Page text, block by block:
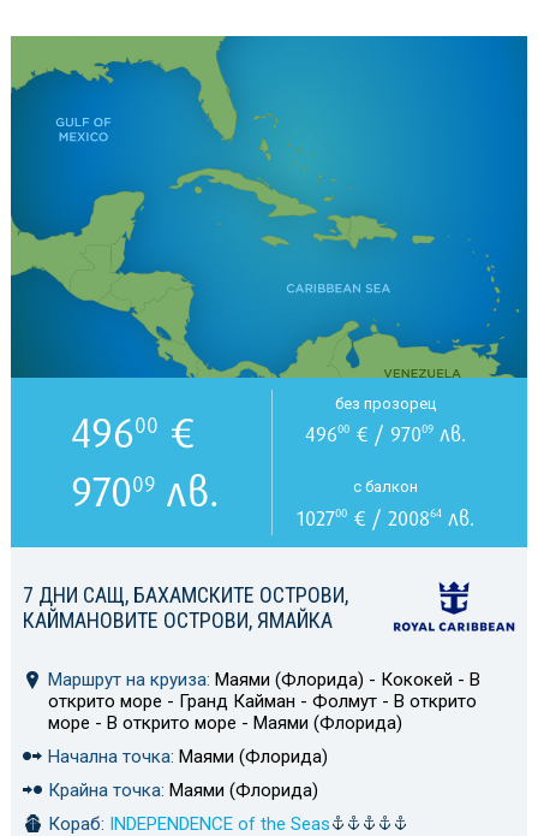
7 ДНИ САЩ, БАХАМСКИТЕ ОСТРОВИ,
КАЙМАНОВИТЕ ОСТРОВИ, ЯМАЙКА
Маршрут на круиза: Маями (Флорида) - Кококей - В
открито море - Гранд Кайман - Фолмут - В открито
море - В открито море - Маями (Флорида)
Начална точка: Маями (Флорида)
Крайна точка: Маями (Флорида)
Кораб: INDEPENDENCE of the Seas
49600 €
97009лв.
без прозорец
49600€ / 97009лв.
с балкон
102700€ / 200864лв.